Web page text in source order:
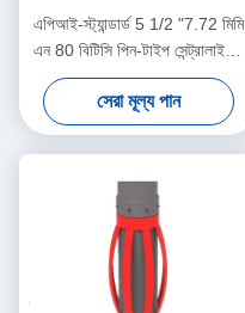
এপিআই-স্ট্যান্ডার্ড 5 1/2 "7.72 মিমি
এন 80 বিটিসি পিন-টাইপ সেন্ট্রালাইজার
তেল ও গ্যাস অপারেশনে কেসিং
সেন্ট্রালাইজার স্থানচ্যুতি সীমাবদ্ধ করার
জন্য
সেরা মূল্য পান